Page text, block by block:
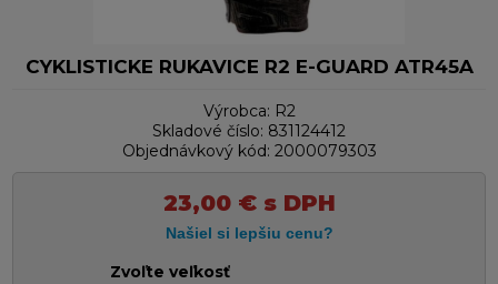
CYKLISTICKE RUKAVICE R2 E-GUARD ATR45A
Výrobca: R2
Skladové číslo: 831124412
Objednávkový kód: 2000079303
23,00 €s DPH
Zvoľte veľkosť